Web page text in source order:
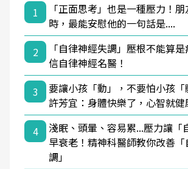
1
「正面思考」也是一種壓力！
時，最能安慰他的一句話是....
2
「自律神經失調」壓根不能算
信自律神經名醫！
3
要讓小孩「動」，不要怕小孩
許芳宜：身體快樂了，心智就健
4
淺眠、頭暈、容易累...壓力讓「
早衰老！精神科醫師教你改善
調」